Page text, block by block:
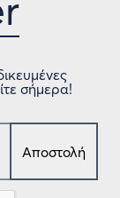
σήμερα!
Αποστολή